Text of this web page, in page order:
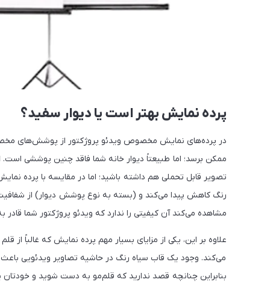
پرده نمایش بهتر است یا دیوار سفید؟
در پرده‌های نمایش مخصوص ویدئو پروژکتور از پوشش‌های
ممکن برسد؛ اما طبیعتاً دیوار خانه شما فاقد چنین پوششی است.
تصویر قابل تحملی هم داشته باشید؛ اما در مقایسه با پرده
مشاهده می‌کند آن کیفیتی را ندارد که ویدئو پروژکتور شما قادر
علاوه بر این، یکی از مزایای بسیار مهم پرده نمایش که غالباً
می‌کند. وجود یک قاب سیاه رنگ در حاشیه تصاویر ویدئویی
بنابراین چنانچه قصد ندارید که قلم‌مو به دست شوید و خودتان